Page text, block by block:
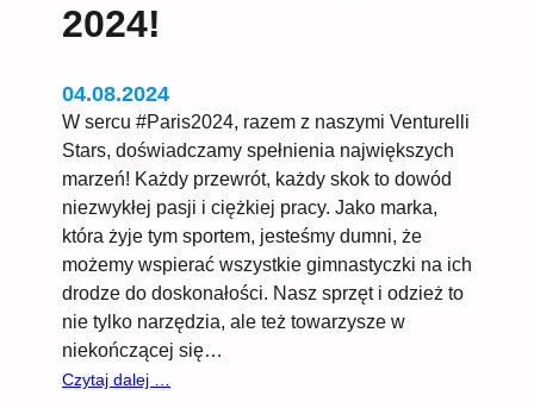
2024!
04.08.2024
W sercu #Paris2024, razem z naszymi Venturelli
Stars, doświadczamy spełnienia największych
marzeń! Każdy przewrót, każdy skok to dowód
niezwykłej pasji i ciężkiej pracy. Jako marka,
która żyje tym sportem, jesteśmy dumni, że
możemy wspierać wszystkie gimnastyczki na ich
drodze do doskonałości. Nasz sprzęt i odzież to
nie tylko narzędzia, ale też towarzysze w
niekończącej się…
Czytaj dalej …